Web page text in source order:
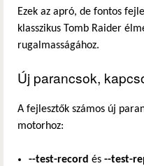
Ezek az apró, de fontos
klasszikus Tomb Raider
rugalmasságához.
Új parancsok,
A fejlesztők számos új
motorhoz:
--test-record és --test-